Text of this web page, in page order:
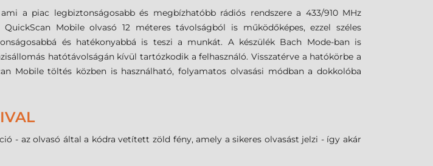
a piac legbiztonságosabb és megbízhatóbb rádiós rendszere a 433/910 MHz
Mobile olvasó 12 méteres távolságból is működőképes, ezzel széles
és hatékonyabbá is teszi a munkát. A készülék Bach Mode-ban is
hatótávolságán kívül tartózkodik a felhasználó. Visszatérve a hatókörbe a
Mobile töltés közben is használható, folyamatos olvasási módban a dokkolóba
- az olvasó által a kódra vetített zöld fény, amely a sikeres olvasást jelzi - így akár